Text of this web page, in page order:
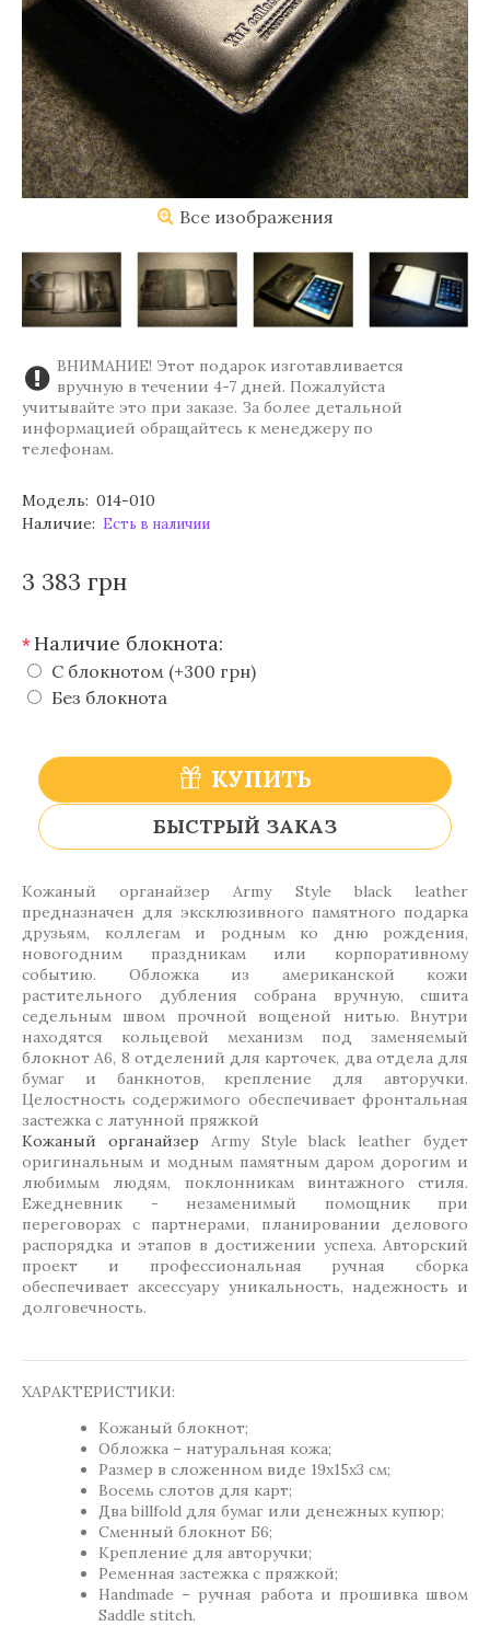
Все изображения
ВНИМАНИЕ! Этот подарок изготавливается
вручную в течении 4-7 дней. Пожалуйста
учитывайте это при заказе. За более детальной
информацией обращайтесь к менеджеру по
телефонам.
Модель: 014-010
Наличие: Есть в наличии
3 383 грн
*Наличие блокнота:
С блокнотом (+300 грн)
Без блокнота
КУПИТЬ
БЫСТРЫЙ ЗАКАЗ
Кожаный органайзер Army Style black leather
предназначен для эксклюзивного памятного подарка
друзьям, коллегам и родным ко дню рождения,
новогодним праздникам или корпоративному
событию. Обложка из американской кожи
растительного дубления собрана вручную, сшита
седельным швом прочной вощеной нитью. Внутри
находятся кольцевой механизм под заменяемый
блокнот А6, 8 отделений для карточек, два отдела для
бумаг и банкнотов, крепление для авторучки.
Целостность содержимого обеспечивает фронтальная
застежка с латунной пряжкой
Кожаный органайзер Army Style black leather будет
оригинальным и модным памятным даром дорогим и
любимым людям, поклонникам винтажного стиля.
Ежедневник - незаменимый помощник при
переговорах с партнерами, планировании делового
распорядка и этапов в достижении успеха. Авторский
проект и профессиональная ручная сборка
обеспечивает аксессуару уникальность, надежность и
долговечность.
ХАРАКТЕРИСТИКИ:
Кожаный блокнот;
Обложка – натуральная кожа;
Размер в сложенном виде 19х15х3 см;
Восемь слотов для карт;
Два billfold для бумаг или денежных купюр;
Сменный блокнот Б6;
Крепление для авторучки;
Ременная застежка с пряжкой;
Handmade – ручная работа и прошивка швом
Saddle stitch.